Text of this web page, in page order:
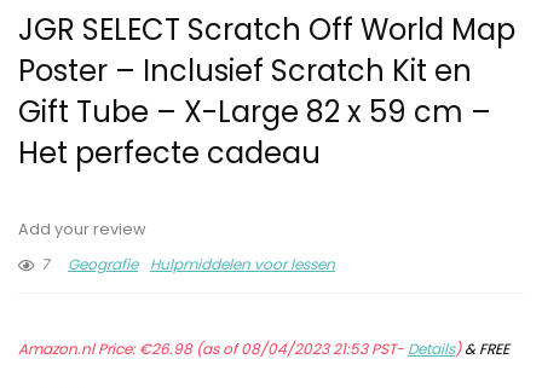
JGR SELECT Scratch Off World Map
Poster – Inclusief Scratch Kit en
Gift Tube – X-Large 82 x 59 cm –
Het perfecte cadeau
Add your review
7
Geografie Hulpmiddelen voor lessen
Amazon.nl Price:€26.98(as of 08/04/2023 21:53 PST- Details)&FREE